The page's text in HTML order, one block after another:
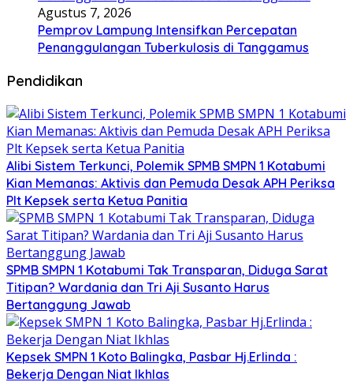
Agustus 7, 2026
Pemprov Lampung Intensifkan Percepatan
Penanggulangan Tuberkulosis di Tanggamus
Pendidikan
Alibi Sistem Terkunci, Polemik SPMB SMPN 1 Kotabumi
Kian Memanas: Aktivis dan Pemuda Desak APH Periksa
Plt Kepsek serta Ketua Panitia
SPMB SMPN 1 Kotabumi Tak Transparan, Diduga Sarat
Titipan? Wardania dan Tri Aji Susanto Harus
Bertanggung Jawab
Kepsek SMPN 1 Koto Balingka, Pasbar Hj.Erlinda :
Bekerja Dengan Niat Ikhlas